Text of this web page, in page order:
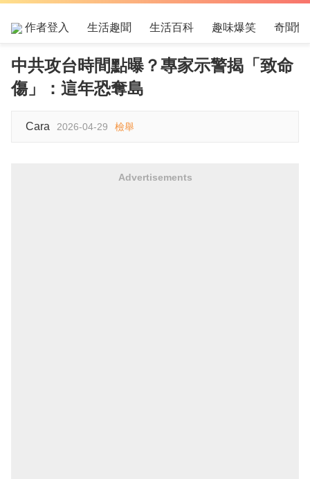
作者登入 生活趣聞 生活百科 趣味爆笑 奇聞怪
中共攻台時間點曝？專家示警揭「致命
傷」：這年恐奪島
Cara 2026-04-29 檢舉
Advertisements